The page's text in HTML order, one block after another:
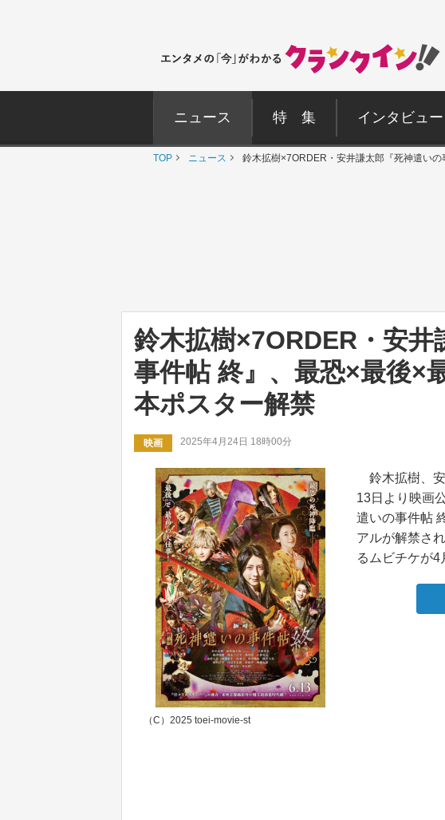
ニュース 特 集 インタビュー
TOP ニュース 鈴木拡樹×7ORDER・安井謙太郎『死神遣い
鈴木拡樹×7ORDER・安井
事件帖 終』、最恐×最後×
本ポスター解禁
映画 2025年4月24日 18時00分
鈴木拡樹、安
13日より映画
遣いの事件帖
アルが解禁さ
るムビチケが4
（C）2025 toei-movie-st